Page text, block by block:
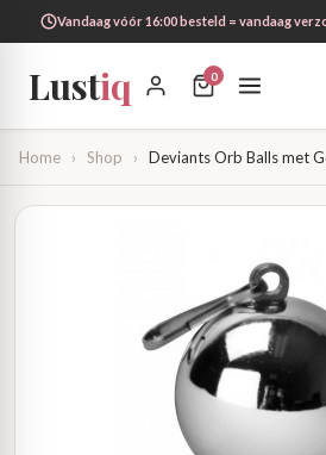
Vandaag vóór 16:00 besteld = vandaag
Lustiq 0
Home › Shop › Deviants Orb Balls met